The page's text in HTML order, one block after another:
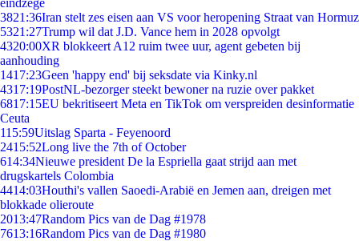
eindzege
3821:36Iran stelt zes eisen aan VS voor heropening Straat van Hormuz
5321:27Trump wil dat J.D. Vance hem in 2028 opvolgt
4320:00XR blokkeert A12 ruim twee uur, agent gebeten bij
aanhouding
1417:23Geen 'happy end' bij seksdate via Kinky.nl
4317:19PostNL-bezorger steekt bewoner na ruzie over pakket
6817:15EU bekritiseert Meta en TikTok om verspreiden desinformatie
Ceuta
115:59Uitslag Sparta - Feyenoord
2415:52Long live the 7th of October
614:34Nieuwe president De la Espriella gaat strijd aan met
drugskartels Colombia
4414:03Houthi's vallen Saoedi-Arabië en Jemen aan, dreigen met
blokkade olieroute
2013:47Random Pics van de Dag #1978
7613:16Random Pics van de Dag #1980